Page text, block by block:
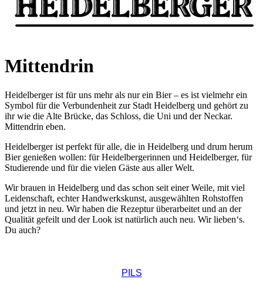
Mittendrin
Heidelberger ist für uns mehr als nur ein Bier – es ist vielmehr ein
Symbol für die Verbundenheit zur Stadt Heidelberg und gehört zu
ihr wie die Alte Brücke, das Schloss, die Uni und der Neckar.
Mittendrin eben.
Heidelberger ist perfekt für alle, die in Heidelberg und drum herum
Bier genießen wollen: für Heidelbergerinnen und Heidelberger, für
Studierende und für die vielen Gäste aus aller Welt.
Wir brauen in Heidelberg und das schon seit einer Weile, mit viel
Leidenschaft, echter Handwerkskunst, ausgewählten Rohstoffen
und jetzt in neu. Wir haben die Rezeptur überarbeitet und an der
Qualität gefeilt und der Look ist natürlich auch neu. Wir lieben‘s.
Du auch?
PILS